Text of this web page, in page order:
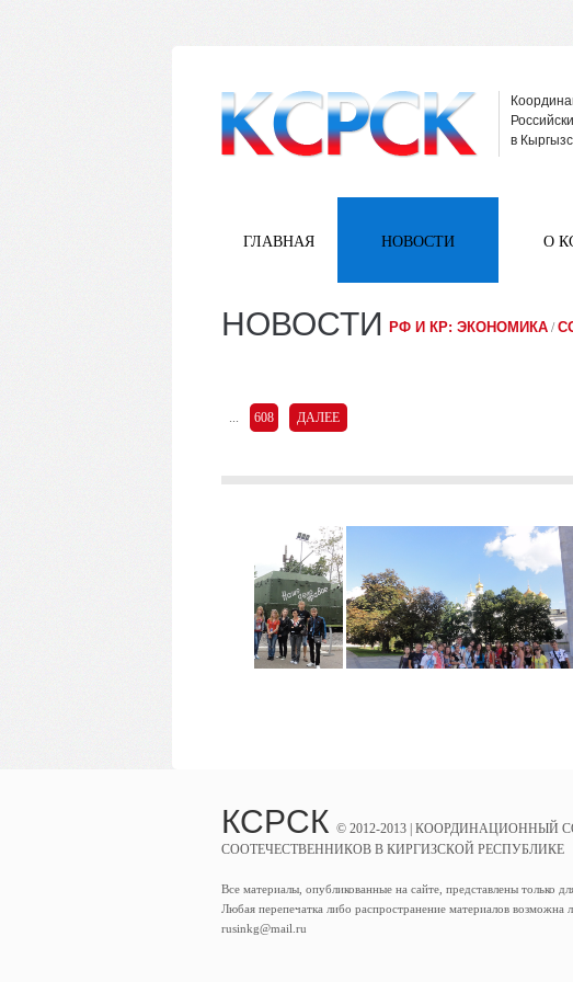
в
ГЛАВНАЯ НОВОСТИ О
НОВОСТИ РФ И КР: ЭКОНОМИКА /
... 608 ДАЛЕЕ
КСРСК © 2012-2013 | КООРДИНАЦИОННЫЙ
СООТЕЧЕСТВЕННИКОВ В КИРГИЗСКОЙ РЕСПУБЛИКЕ
Все материалы, опубликованные на сайте, представлены только
Любая перепечатка либо распространение материалов возможна
rusinkg@mail.ru